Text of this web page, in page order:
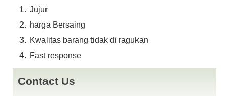
Jujur
harga Bersaing
Kwalitas barang tidak di ragukan
Fast response
Contact Us